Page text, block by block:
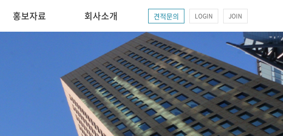
견적문의 LOGIN JOIN
홍보자료 회사소개